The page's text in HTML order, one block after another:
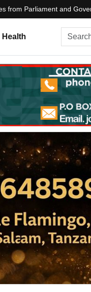
from Parliament and
Health Search